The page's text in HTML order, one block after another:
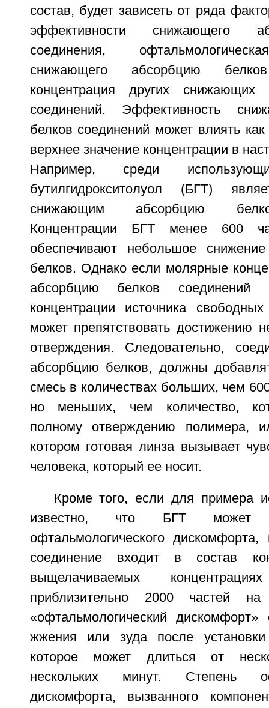
состав, будет зависеть от ряда
эффективности снижающего
соединения,
снижающего абсорбцию
концентрация других снижающих
соединений. Эффективность
белков соединений может влиять
верхнее значение концентрации в
Например, среди
бутилгидрокситолуол (БГТ)
снижающим абсорбцию
Концентрации БГТ менее 600
обеспечивают небольшое
белков. Однако если молярные
абсорбцию белков соединений
концентрации источника
может препятствовать достижению
отверждения. Следовательно,
абсорбцию белков, должны
смесь в количествах больших, чем
но меньших, чем количество,
полному отверждению полимера,
котором готовая линза вызывает
человека, который ее носит.
Кроме того, если для примера
известно, что БГТ может
офтальмологического
соединение входит в состав
выщелачиваемых
приблизительно 2000 частей
«офтальмологический
жжения или зуда после установки
которое может длиться от
нескольких минут. Степень
дискомфорта, вызванного